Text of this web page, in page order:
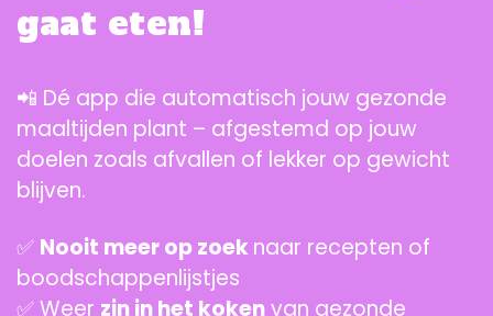
gaat eten!
📲 Dé app die automatisch jouw gezonde
maaltijden plant – afgestemd op jouw
doelen zoals afvallen of lekker op gewicht
blijven.
✅ Nooit meer op zoeknaar recepten of
boodschappenlijstjes
✅ Weer zin in het kokenvan gezonde